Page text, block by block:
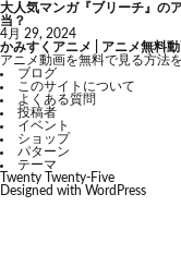
大人気マンガ『ブリーチ』の
当？
4月 29, 2024
かみすくアニメ | アニメ無料
アニメ動画を無料で見る方法
ブログ
このサイトについて
よくある質問
投稿者
イベント
ショップ
パターン
テーマ
Twenty Twenty-Five
Designed with WordPress